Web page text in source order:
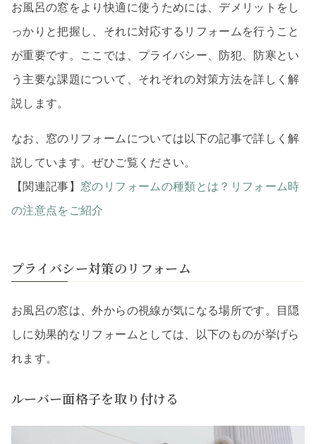
お風呂の窓をより快適に使うためには、デメリットをし
っかりと把握し、それに対応するリフォームを行うこと
が重要です。ここでは、プライバシー、防犯、防寒とい
う主要な課題について、それぞれの対策方法を詳しく解
説します。
なお、窓のリフォームについては以下の記事で詳しく解
説しています。ぜひご覧ください。
【関連記事】 窓のリフォームの種類とは？リフォーム時
の注意点をご紹介
プライバシー対策のリフォーム
お風呂の窓は、外からの視線が気になる場所です。目隠
しに効果的なリフォームとしては、以下のものが挙げら
れます。
ルーバー面格子を取り付ける